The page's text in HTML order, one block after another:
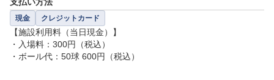
現金 クレジットカード
【施設利用料（当日現金）】
・入場料：300円（税込）
・ボール代：50球 600円（税込）